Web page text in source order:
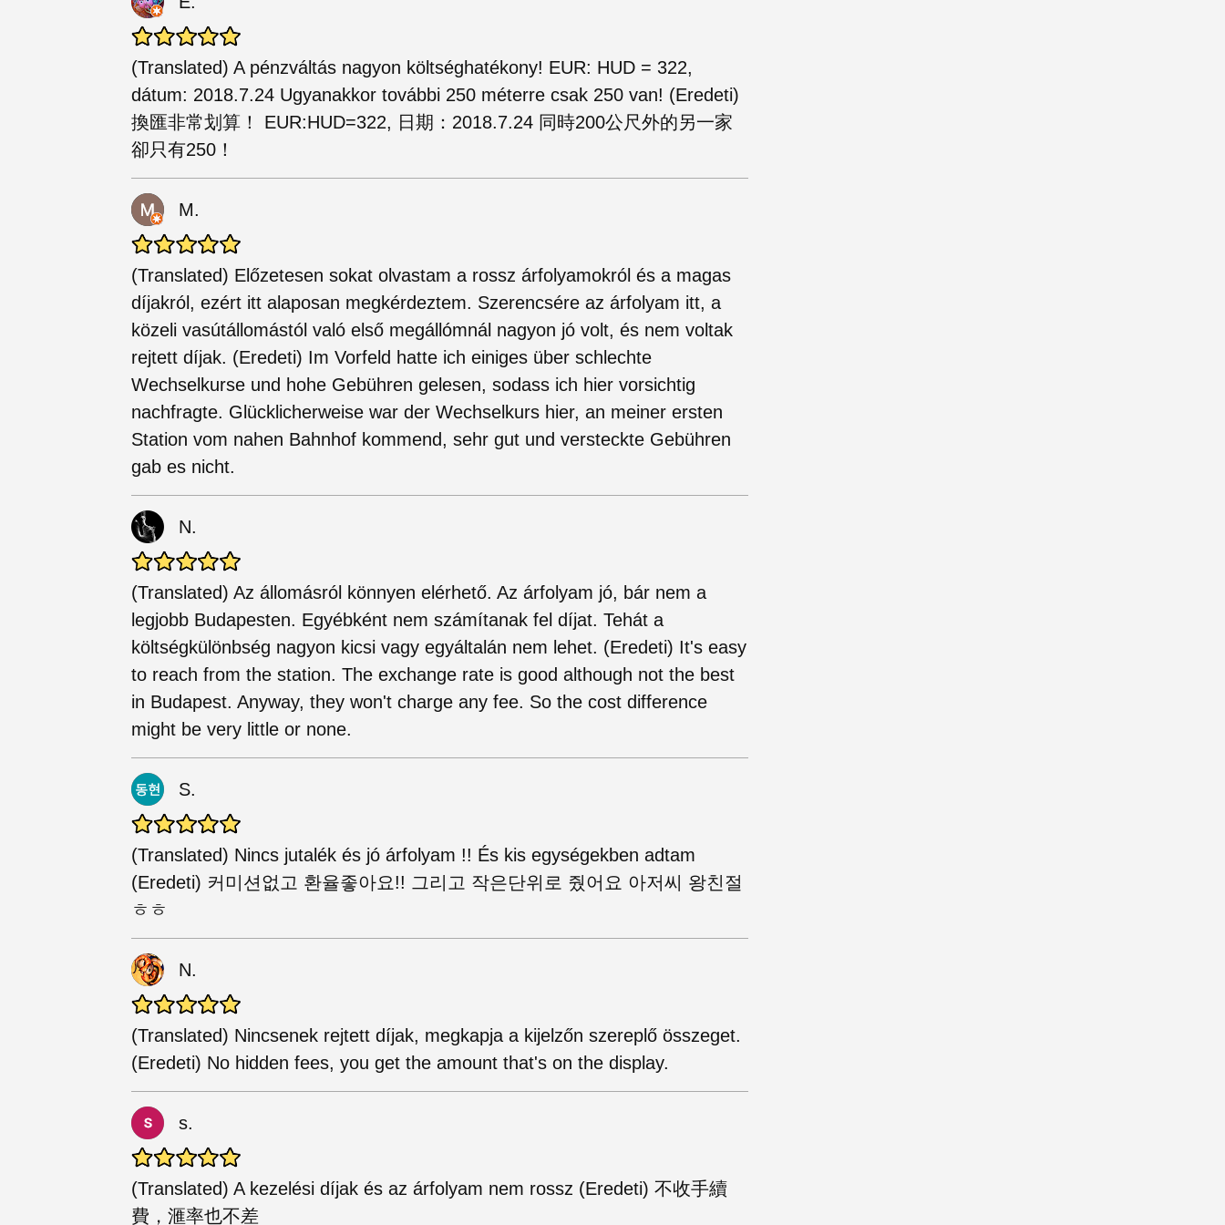
(Translated) A pénzváltás nagyon költséghatékony! EUR: HUD = 322,
dátum: 2018.7.24 Ugyanakkor további 250 méterre csak 250 van! (Eredeti)
換匯非常划算！ EUR:HUD=322, 日期：2018.7.24 同時200公尺外的另一家
卻只有250！
M.
(Translated) Előzetesen sokat olvastam a rossz árfolyamokról és a magas
díjakról, ezért itt alaposan megkérdeztem. Szerencsére az árfolyam itt, a
közeli vasútállomástól való első megállómnál nagyon jó volt, és nem voltak
rejtett díjak. (Eredeti) Im Vorfeld hatte ich einiges über schlechte
Wechselkurse und hohe Gebühren gelesen, sodass ich hier vorsichtig
nachfragte. Glücklicherweise war der Wechselkurs hier, an meiner ersten
Station vom nahen Bahnhof kommend, sehr gut und versteckte Gebühren
gab es nicht.
N.
(Translated) Az állomásról könnyen elérhető. Az árfolyam jó, bár nem a
legjobb Budapesten. Egyébként nem számítanak fel díjat. Tehát a
költségkülönbség nagyon kicsi vagy egyáltalán nem lehet. (Eredeti) It's easy
to reach from the station. The exchange rate is good although not the best
in Budapest. Anyway, they won't charge any fee. So the cost difference
might be very little or none.
S.
(Translated) Nincs jutalék és jó árfolyam !! És kis egységekben adtam
(Eredeti) 커미션없고 환율좋아요!! 그리고 작은단위로 줬어요 아저씨 왕친절
ㅎㅎ
N.
(Translated) Nincsenek rejtett díjak, megkapja a kijelzőn szereplő összeget.
(Eredeti) No hidden fees, you get the amount that's on the display.
s.
(Translated) A kezelési díjak és az árfolyam nem rossz (Eredeti) 不收手續
費，滙率也不差